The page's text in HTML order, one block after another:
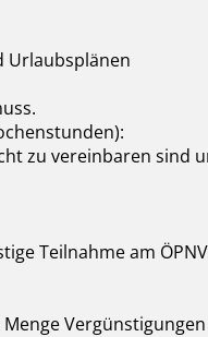
Urlaubsplänen
zu vereinbaren sind
Teilnahme am